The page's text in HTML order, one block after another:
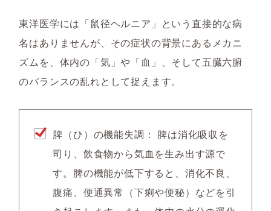
東洋医学には「鼠径ヘルニア」という直接的な病
名はありませんが、その症状の背景にあるメカニ
ズムを、体内の「気」や「血」、そして五臓六腑
のバランスの乱れとして捉えます。
脾（ひ）の機能失調： 脾は消化吸収を
司り、飲食物から気血を生み出す源で
す。脾の機能が低下すると、消化不良、
腹痛、便通異常（下痢や便秘）などを引